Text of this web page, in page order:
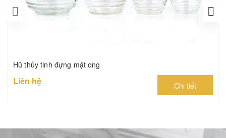
Hũ thủy tinh đựng mật ong
Liên hệ Chi tiết